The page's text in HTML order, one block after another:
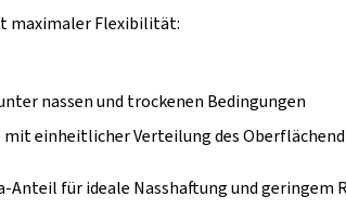
maximaler Flexibilität:
nassen und trockenen Bedingungen
einheitlicher Verteilung des
Anteil für ideale Nasshaftung und geringem